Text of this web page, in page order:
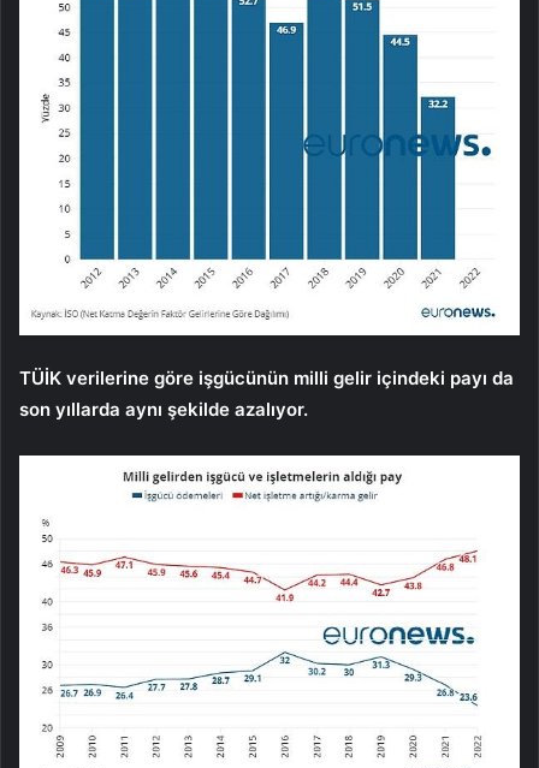
TÜİK verilerine göre işgücünün milli gelir içindeki payı da
son yıllarda aynı şekilde azalıyor.